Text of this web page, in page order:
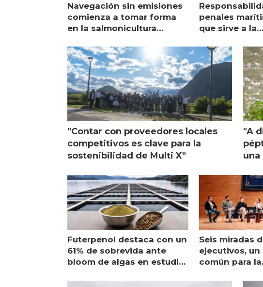
Navegación sin emisiones
comienza a tomar forma
en la salmonicultura
penales
que sirve a la
visión
"Contar con proveedores locales
competitivos es clave para la
sostenibilidad de Multi X"
"A
Futerpenol destaca con un
61% de sobrevida ante
bloom de algas en estudio
Seis miradas
ejecutivos, un
común para la